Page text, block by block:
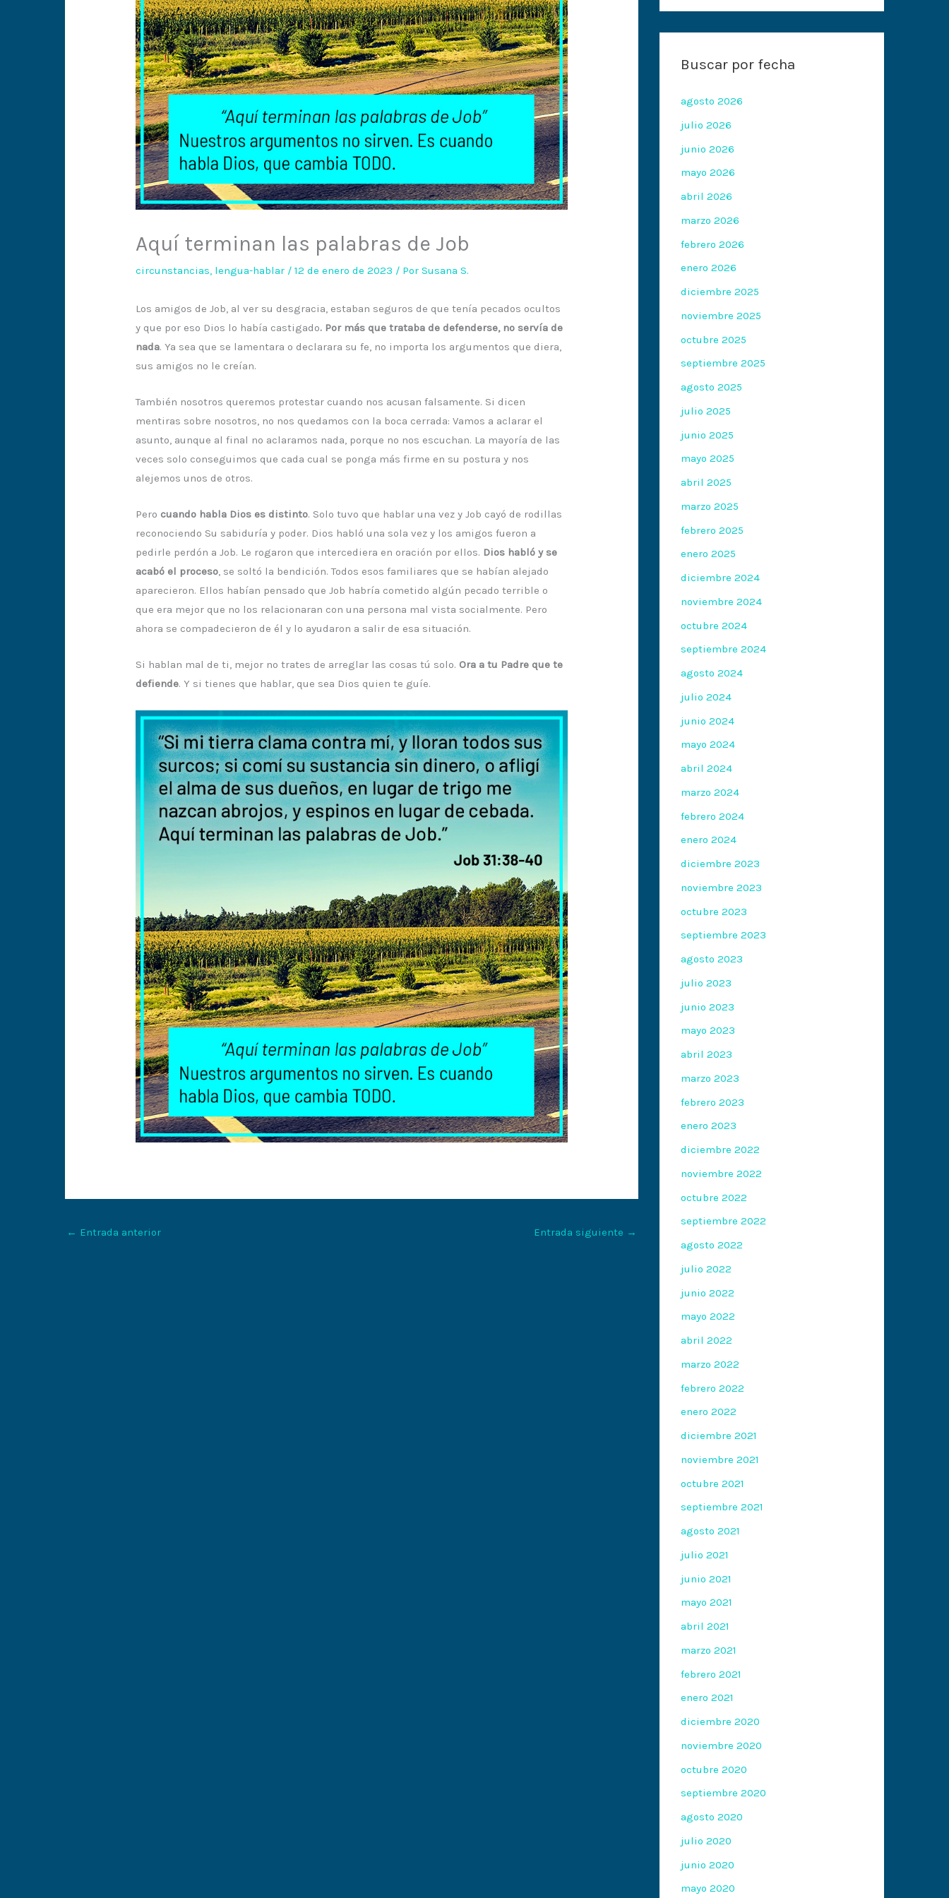
Aquí terminan las palabras de Job
circunstancias, lengua-hablar /12 de enero de 2023 / PorSusana S.
Los amigos de Job, al ver su desgracia, estaban seguros de que tenía pecados ocultos
y que por eso Dios lo había castigado. Por más que trataba de defenderse, no servía de
nada. Ya sea que se lamentara o declarara su fe, no importa los argumentos que diera,
sus amigos no le creían.
También nosotros queremos protestar cuando nos acusan falsamente. Si dicen
mentiras sobre nosotros, no nos quedamos con la boca cerrada: Vamos a aclarar el
asunto, aunque al final no aclaramos nada, porque no nos escuchan. La mayoría de las
veces solo conseguimos que cada cual se ponga más firme en su postura y nos
alejemos unos de otros.
Pero cuando habla Dios es distinto. Solo tuvo que hablar una vez y Job cayó de rodillas
reconociendo Su sabiduría y poder. Dios habló una sola vez y los amigos fueron a
pedirle perdón a Job. Le rogaron que intercediera en oración por ellos. Dios habló y se
acabó el proceso, se soltó la bendición. Todos esos familiares que se habían alejado
aparecieron. Ellos habían pensado que Job habría cometido algún pecado terrible o
que era mejor que no los relacionaran con una persona mal vista socialmente. Pero
ahora se compadecieron de él y lo ayudaron a salir de esa situación.
Si hablan mal de ti, mejor no trates de arreglar las cosas tú solo. Ora a tu Padre que te
defiende. Y si tienes que hablar, que sea Dios quien te guíe.
← Entrada anterior Entrada siguiente →
Buscar por fecha
agosto 2026
julio 2026
junio 2026
mayo 2026
abril 2026
marzo 2026
febrero 2026
enero 2026
diciembre 2025
noviembre 2025
octubre 2025
septiembre 2025
agosto 2025
julio 2025
junio 2025
mayo 2025
abril 2025
marzo 2025
febrero 2025
enero 2025
diciembre 2024
noviembre 2024
octubre 2024
septiembre 2024
agosto 2024
julio 2024
junio 2024
mayo 2024
abril 2024
marzo 2024
febrero 2024
enero 2024
diciembre 2023
noviembre 2023
octubre 2023
septiembre 2023
agosto 2023
julio 2023
junio 2023
mayo 2023
abril 2023
marzo 2023
febrero 2023
enero 2023
diciembre 2022
noviembre 2022
octubre 2022
septiembre 2022
agosto 2022
julio 2022
junio 2022
mayo 2022
abril 2022
marzo 2022
febrero 2022
enero 2022
diciembre 2021
noviembre 2021
octubre 2021
septiembre 2021
agosto 2021
julio 2021
junio 2021
mayo 2021
abril 2021
marzo 2021
febrero 2021
enero 2021
diciembre 2020
noviembre 2020
octubre 2020
septiembre 2020
agosto 2020
julio 2020
junio 2020
mayo 2020